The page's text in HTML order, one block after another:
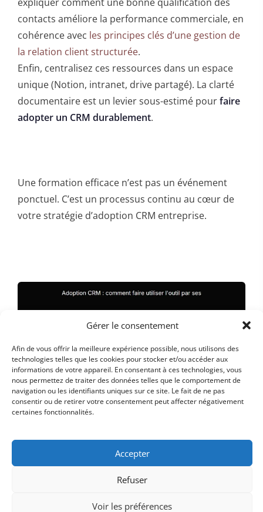
Gérer le consentement
Afin de vous offrir la meilleure expérience possible, nous utilisons des
technologies telles que les cookies pour stocker et/ou accéder aux
informations de votre appareil. En consentant à ces technologies, vous
nous permettez de traiter des données telles que le comportement de
navigation ou les identifiants uniques sur ce site. Le fait de ne pas
consentir ou de retirer votre consentement peut affecter négativement
certaines fonctionnalités.
Accepter
Refuser
Voir les préférences
contacts améliore la performance commerciale, en
cohérence avec les principes clés d’une gestion de
la relation client structurée.
Enfin, centralisez ces ressources dans un espace
unique (Notion, intranet, drive partagé). La clarté
documentaire est un levier sous-estimé pourfaire
adopter un CRM durablement.
Une formation efficace n’est pas un événement
ponctuel. C’est un processus continu au cœur de
votre stratégie d’adoption CRM entreprise.